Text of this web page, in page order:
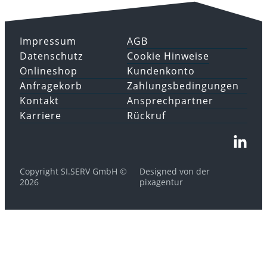
Impressum
Datenschutz
AGB
Cookie Hinweise
Onlineshop
Anfragekorb
Kundenkonto
Zahlungsbedingungen
Kontakt
Karriere
Ansprechpartner
Rückruf
Copyright SI.SERV GmbH ©
2026
Designed von der
pixagentur